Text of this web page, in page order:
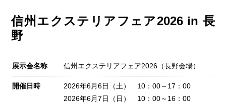
信州エクステリアフェア2026 in 長
野
展示会名称 信州エクステリアフェア2026（長野会場）
開催日時
2026年6月6日（土） 10：00～17：00
2026年6月7日（日） 10：00～16：00